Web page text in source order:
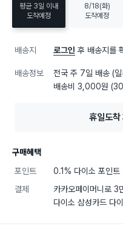
평균 3일 이내
도착예정
8/18(화)
도착예정
배송지 로그인 후 배송지를
배송정보 전국 주 7일 배송 (
배송비 3,000원
휴일도착
구매혜택
포인트
0.1% 다이소 포인트
결제
카카오페이머니로 3
다이소 삼성카드 다